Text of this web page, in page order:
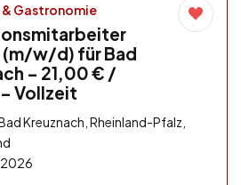
Gastronomie
w/d) für Bad
– 21,00 € /
Vollzeit
Kreuznach, Rheinland-Pfalz,